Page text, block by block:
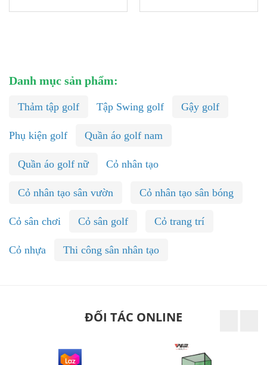
Danh mục sản phẩm:
Thảm tập golf Tập Swing golf Gậy golf
Phụ kiện golf Quần áo golf nam
Quần áo golf nữ Cỏ nhân tạo
Cỏ nhân tạo sân vườn Cỏ nhân tạo sân bóng
Cỏ sân chơi Cỏ sân golf Cỏ trang trí
Cỏ nhựa Thi công sân nhân tạo
ĐỐI TÁC ONLINE